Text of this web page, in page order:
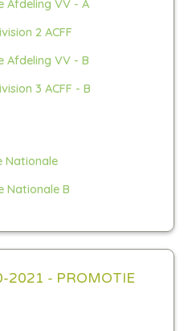
Afdeling VV - A
2 ACFF
Afdeling VV - B
3 ACFF - B
Nationale
Nationale B
2021 - PROMOTIE